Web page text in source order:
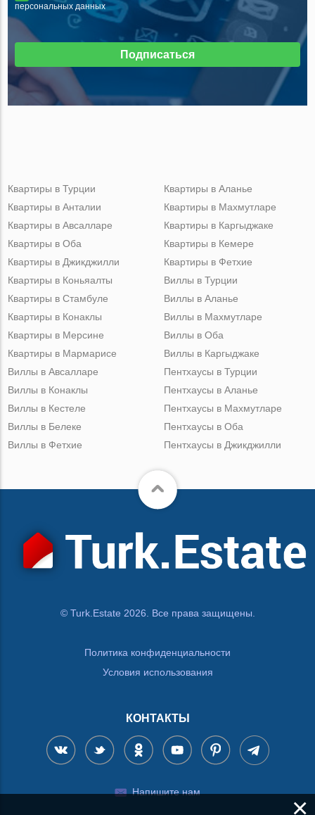
персональных данных
Подписаться
Квартиры в Турции
Квартиры в Анталии
Квартиры в Авсалларе
Квартиры в Оба
Квартиры в Джикджилли
Квартиры в Аланье
Квартиры в Махмутларе
Квартиры в Каргыджаке
Квартиры в Кемере
Квартиры в Фетхие
Квартиры в Коньяалты
Квартиры в Стамбуле
Квартиры в Конаклы
Квартиры в Мерсине
Квартиры в Мармарисе
Виллы в Турции
Виллы в Аланье
Виллы в Махмутларе
Виллы в Оба
Виллы в Каргыджаке
Виллы в Авсалларе
Виллы в Конаклы
Виллы в Кестеле
Виллы в Белеке
Виллы в Фетхие
Пентхаусы в Турции
Пентхаусы в Аланье
Пентхаусы в Махмутларе
Пентхаусы в Оба
Пентхаусы в Джикджилли
© Turk.Estate 2026. Все права защищены.
Политика конфиденциальности
Условия использования
КОНТАКТЫ
Напишите нам
×